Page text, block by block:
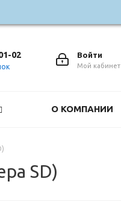
Войти
Мой кабинет
02
О КОМПАНИИ
SD)